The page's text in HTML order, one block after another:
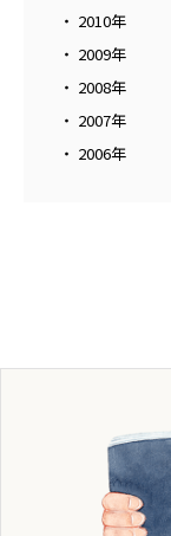
2010年
2009年
2008年
2007年
2006年